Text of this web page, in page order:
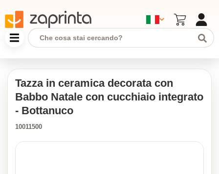
Tazza in ceramica decorata con
Babbo Natale con cucchiaio integrato
- Bottanuco
10011500